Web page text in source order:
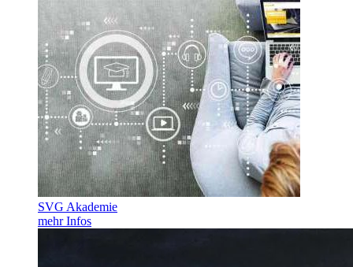
SVG Akademie
mehr Infos